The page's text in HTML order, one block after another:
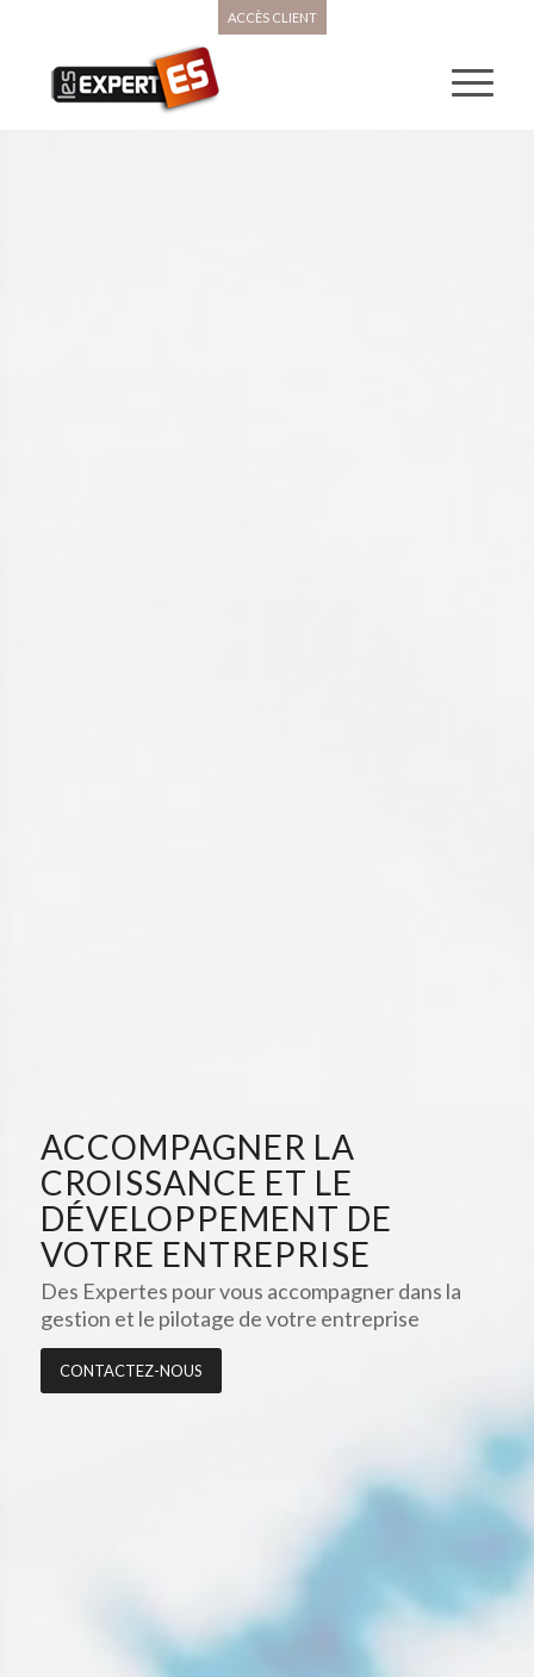
ACCÈS CLIENT
ACCOMPAGNER LA
CROISSANCE ET LE
DÉVELOPPEMENT DE
VOTRE ENTREPRISE
Des Expertes pour vous accompagner dans la
gestion et le pilotage de votre entreprise
CONTACTEZ-NOUS